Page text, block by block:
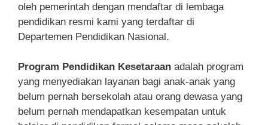
oleh pemerintah dengan mendaftar di lembaga
pendidikan resmi kami yang terdaftar di
Departemen Pendidikan Nasional.
Program Pendidikan Kesetaraan adalah program
yang menyediakan layanan bagi anak-anak yang
belum pernah bersekolah atau orang dewasa yang
belum pernah mendapatkan kesempatan untuk